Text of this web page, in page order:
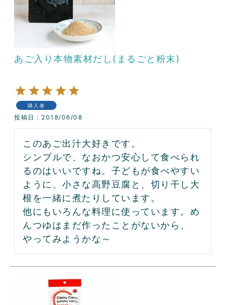
あご入り本物素材だし(まるごと粉末)
購入者
投稿日 2018/06/08
このあご出汁大好きです。
シンプルで、なおかつ安心して食べられ
るのはいいですね。子どもが食べやすい
ように、小さな高野豆腐と、切り干し大
根を一緒に煮たりしています。
他にもいろんな料理に使っています。め
んつゆはまだ作ったことがないから、
やってみようかな～